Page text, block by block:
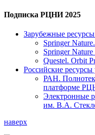
Подписка РЦНИ 2025
Зарубежные
Springer
Springer
Questel. Orbit
Российские ресурсы
РАН.
платформе
Электронные
им. В.А.
наверх